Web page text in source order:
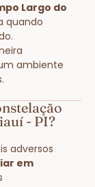
Largo do
quando
ambiente
- PI?
adversos
em